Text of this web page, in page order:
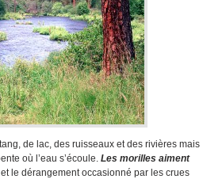
de lac, des ruisseaux et des rivières mais
où l’eau s’écoule. Les morilles aiment
le dérangement occasionné par les crues